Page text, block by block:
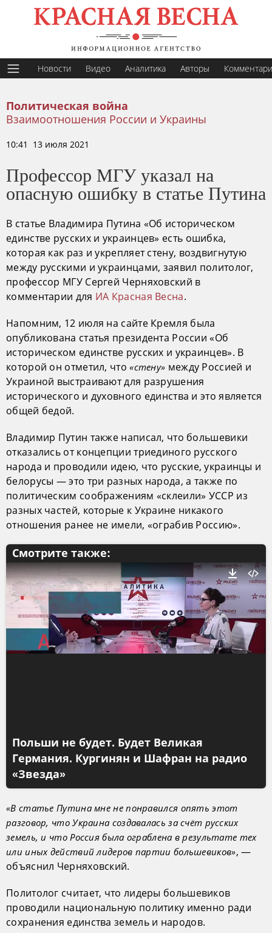
Новости Видео Аналитика Авторы
Политическая война
Взаимоотношения России и Украины
10:41 13 июля 2021
Профессор МГУ указал на
опасную ошибку в статье Путина
В статье Владимира Путина «Об историческом
единстве русских и украинцев» есть ошибка,
которая как раз и укрепляет стену, воздвигнутую
между русскими и украинцами, заявил политолог,
профессор МГУ Сергей Черняховский в
комментарии для ИА Красная Весна.
Напомним, 12 июля на сайте Кремля была
опубликована статья президента России «Об
историческом единстве русских и украинцев». В
которой он отметил, что«стену» между Россией и
Украиной выстраивают для разрушения
исторического и духовного единства и это является
общей бедой.
Владимир Путин также написал, что большевики
отказались от концепции триединого русского
народа и проводили идею, что русские, украинцы и
белорусы — это три разных народа, а также по
политическим соображениям «склеили» УССР из
разных частей, которые к Украине никакого
отношения ранее не имели, «ограбив Россию».
Смотрите также:
Польши не будет. Будет Великая
Германия. Кургинян и Шафран на радио
«Звезда»
«В статье Путина мне не понравился опять этот
разговор, что Украина создавалась за счёт русских
земель, и что Россия была ограблена в результате тех
или иных действий лидеров партии большевиков», —
объяснил Черняховский.
Политолог считает, что лидеры большевиков
проводили национальную политику именно ради
сохранения единства земель и народов.